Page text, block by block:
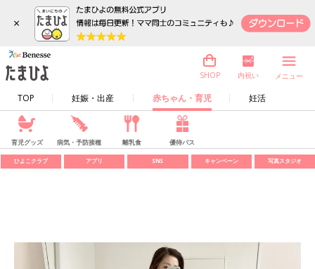
×
TOP 妊娠・出産 赤ちゃん・育児 妊活
SHOP 内祝い メニュー
育児グッズ 病気・予防接種 離乳食 優待パス
ひよこクラブ アプリ SNS キャンペーン 写真スタジオ